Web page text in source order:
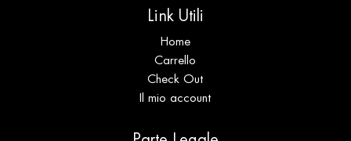
Link Utili
Home
Carrello
Check Out
Il mio account